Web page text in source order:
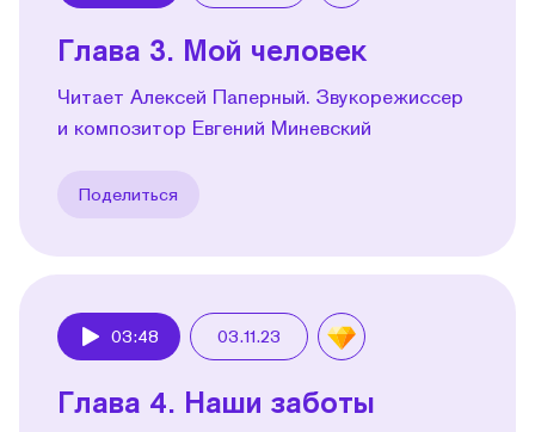
Глава 3. Мой человек
Читает Алексей Паперный. Звукорежиссер
и композитор Евгений Миневский
Поделиться
03:48 03.11.23
Глава 4. Наши заботы